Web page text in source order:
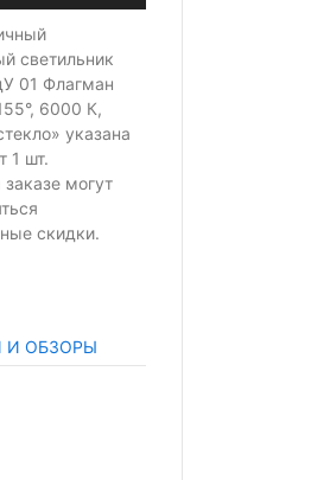
светильник
01 Флагман
6000 К,
указана
1 шт.
могут
скидки.
И ОБЗОРЫ